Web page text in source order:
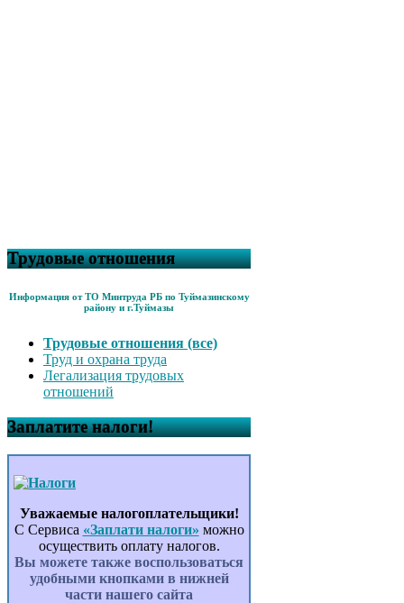
Трудовые отношения
Информация от ТО Минтруда РБ по Туймазинскому
району и г.Туймазы
Трудовые отношения (все)
Труд и охрана труда
Легализация трудовых
отношений
Заплатите налоги!
Уважаемые налогоплательщики!
С Сервиса «Заплати налоги» можно
осуществить оплату налогов.
Вы можете также воспользоваться
удобными кнопками в нижней
части нашего сайта